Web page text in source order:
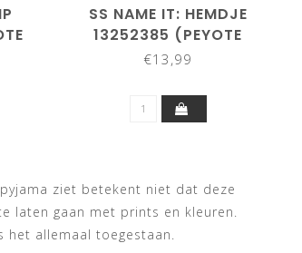
SS NAME IT: HEMDJE
13252385 (PEYOTE
MELANGE)
€13,99
ziet betekent niet dat deze
laten gaan met prints en kleuren.
het allemaal toegestaan.